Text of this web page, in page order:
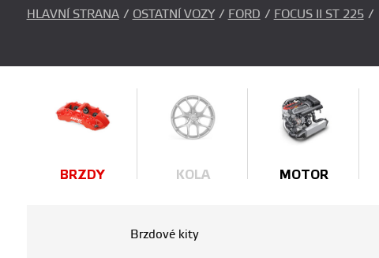
HLAVNÍ STRANA / OSTATNÍ VOZY / FORD / FOCUS II ST 225 /
BRZDY KOLA MOTOR
Brzdové kity